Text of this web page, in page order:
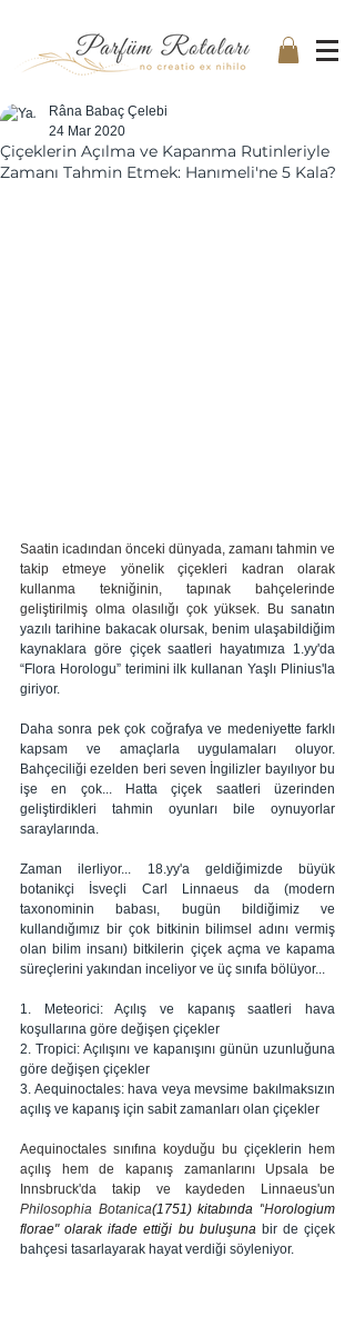
Çiçeklerin Açılma ve Kapanma Rutinleriyle
Zamanı Tahmin Etmek: Hanımeli'ne 5 Kala?
Râna Babaç Çelebi
24 Mar 2020
Saatin icadından önceki dünyada, zamanı tahmin ve
takip etmeye yönelik çiçekleri kadran olarak
kullanma tekniğinin, tapınak bahçelerinde
geliştirilmiş olma olasılığı çok yüksek. Bu sanatın
yazılı tarihine bakacak olursak, benim ulaşabildiğim
kaynaklara göre çiçek saatleri hayatımıza 1.yy'da
“Flora Horologu” terimini ilk kullanan Yaşlı Plinius'la
giriyor.
Daha sonra pek çok coğrafya ve medeniyette farklı
kapsam ve amaçlarla uygulamaları oluyor.
Bahçeciliği ezelden beri seven İngilizler bayılıyor bu
işe en çok... Hatta çiçek saatleri üzerinden
geliştirdikleri tahmin oyunları bile oynuyorlar
saraylarında.
Zaman ilerliyor... 18.yy'a geldiğimizde büyük
botanikçi İsveçli Carl Linnaeus da (modern
taxonominin babası, bugün bildiğimiz ve
kullandığımız bir çok bitkinin bilimsel adını vermiş
olan bilim insanı) bitkilerin çiçek açma ve kapama
süreçlerini yakından inceliyor ve üç sınıfa bölüyor...
1. Meteorici: Açılış ve kapanış saatleri hava
koşullarına göre değişen çiçekler
2. Tropici: Açılışını ve kapanışını günün uzunluğuna
göre değişen çiçekler
3. Aequinoctales: hava veya mevsime bakılmaksızın
açılış ve kapanış için sabit zamanları olan çiçekler
Aequinoctales sınıfına koyduğu bu çiçeklerin hem
açılış hem de kapanış zamanlarını Upsala be
Philosophia Botanica(1751) kitabında "Horologium
florae" olarak ifade ettiği bu buluşuna bir de çiçek
bahçesi tasarlayarak hayat verdiği söyleniyor.